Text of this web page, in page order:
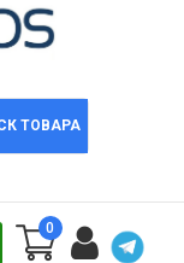
ТОВАРА
0